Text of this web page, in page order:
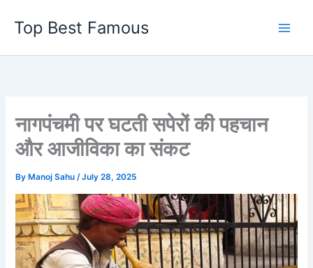
content
Top Best Famous
नागपंचमी पर घटती सपेरों की पहचान
और आजीविका का संकट
By Manoj Sahu/July 28, 2025